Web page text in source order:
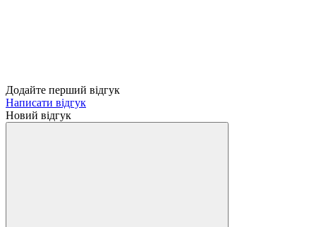
Додайте перший відгук
Написати відгук
Новий відгук